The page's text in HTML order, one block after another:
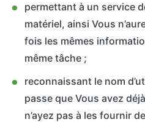
permettant à un service
matériel, ainsi Vous
fois les mêmes
même tâche ;
reconnaissant le nom
passe que Vous avez
n’ayez pas à les fournir